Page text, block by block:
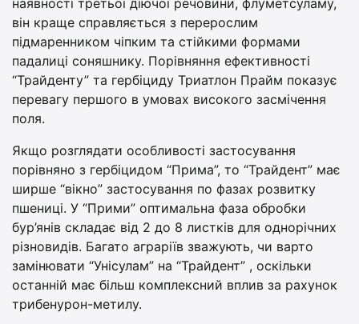
він краще справляється з перерослим
підмаренником чіпким та стійкими формами
падалиці соняшнику. Порівняння ефективності
“Трайденту” та гербіциду Триатлон Прайм показує
перевагу першого в умовах високого засмічення
поля.
Якщо розглядати особливості застосування
порівняно з гербіцидом “Прима”, то “Трайдент” має
ширше “вікно” застосування по фазах розвитку
пшениці. У “Прими” оптимальна фаза обробки
бур’янів складає від 2 до 8 листків для однорічних
різновидів. Багато аграріїв зважують, чи варто
замінювати “Унісулам” на “Трайдент” , оскільки
останній має більш комплексний вплив за рахунок
трибенурон-метилу.